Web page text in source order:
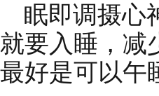
眠即调摄心
就要入睡，减
最好是可以午